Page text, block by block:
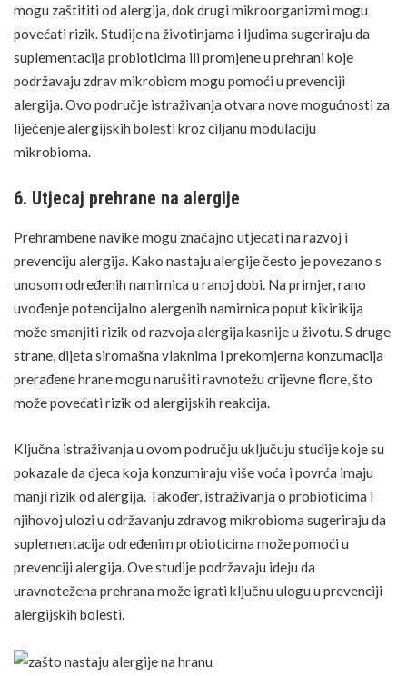
mogu zaštititi od alergija, dok drugi mikroorganizmi mogu
povećati rizik. Studije na životinjama i ljudima sugeriraju da
suplementacija probioticima ili promjene u prehrani koje
podržavaju zdrav mikrobiom mogu pomoći u prevenciji
alergija.Ovo područje istraživanja otvara nove mogućnosti za
liječenje alergijskih bolesti kroz ciljanu modulaciju
mikrobioma.
6. Utjecaj prehrane na alergije
Prehrambene navike mogu značajno utjecati na razvoj i
prevenciju alergija. Kako nastaju alergije često je povezano s
unosom određenih namirnica u ranoj dobi. Na primjer, rano
uvođenje potencijalno alergenih namirnica poput kikirikija
može smanjiti rizik od razvoja alergija kasnije u životu. S druge
strane,dijeta siromašna vlaknima i prekomjerna konzumacija
prerađene hrane mogu narušiti ravnotežu crijevne flore, što
može povećati rizik od alergijskih reakcija.
Ključna istraživanja u ovom području uključuju studije koje su
pokazale da djeca koja konzumiraju više voća i povrća imaju
manji rizik od alergija. Također, istraživanja o probioticima i
njihovoj ulozi u održavanju zdravog mikrobioma sugeriraju da
suplementacija određenim probioticima može pomoći u
prevenciji alergija. Ove studije podržavaju ideju da
uravnotežena prehrana može igrati ključnu ulogu u prevenciji
alergijskih bolesti.